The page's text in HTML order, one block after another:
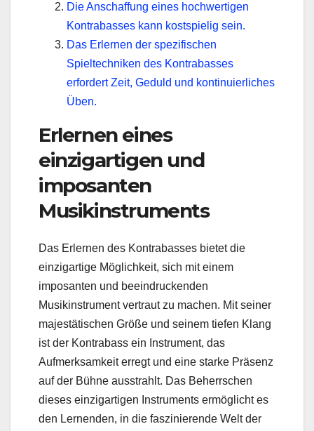
Die Anschaffung eines hochwertigen
Kontrabasses kann kostspielig sein.
Das Erlernen der spezifischen
Spieltechniken des Kontrabasses
erfordert Zeit, Geduld und kontinuierliches
Üben.
Erlernen eines
einzigartigen und
imposanten
Musikinstruments
Das Erlernen des Kontrabasses bietet die
einzigartige Möglichkeit, sich mit einem
imposanten und beeindruckenden
Musikinstrument vertraut zu machen. Mit seiner
majestätischen Größe und seinem tiefen Klang
ist der Kontrabass ein Instrument, das
Aufmerksamkeit erregt und eine starke Präsenz
auf der Bühne ausstrahlt. Das Beherrschen
dieses einzigartigen Instruments ermöglicht es
den Lernenden, in die faszinierende Welt der